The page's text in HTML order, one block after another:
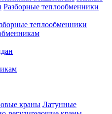
Разборные теплообменники
теплообменники
краны Латунные